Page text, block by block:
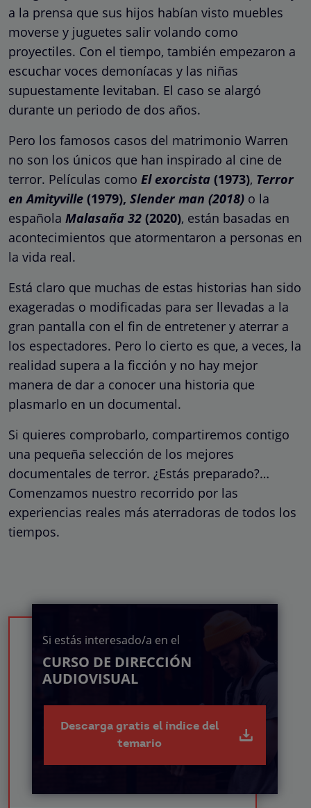
a la prensa que sus hijos habían visto muebles
moverse y juguetes salir volando como
proyectiles. Con el tiempo, también empezaron a
escuchar voces demoníacas y las niñas
supuestamente levitaban. El caso se alargó
durante un periodo de dos años.
Pero los famosos casos del matrimonio Warren
no son los únicos que han inspirado al cine de
terror. Películas como El exorcista (1973), Terror
en Amityville (1979), Slender man (2018) o la
española Malasaña 32 (2020), están basadas en
acontecimientos que atormentaron a personas en
la vida real.
Está claro que muchas de estas historias han sido
exageradas o modificadas para ser llevadas a la
gran pantalla con el fin de entretener y aterrar a
los espectadores. Pero lo cierto es que, a veces, la
realidad supera a la ficción y no hay mejor
manera de dar a conocer una historia que
plasmarlo en un documental.
Si quieres comprobarlo, compartiremos contigo
una pequeña selección de los mejores
documentales de terror. ¿Estás preparado?…
Comenzamos nuestro recorrido por las
experiencias reales más aterradoras de todos los
tiempos.
Si estás interesado/a en el
CURSO DE DIRECCIÓN
AUDIOVISUAL
Descarga gratis el índice del
temario